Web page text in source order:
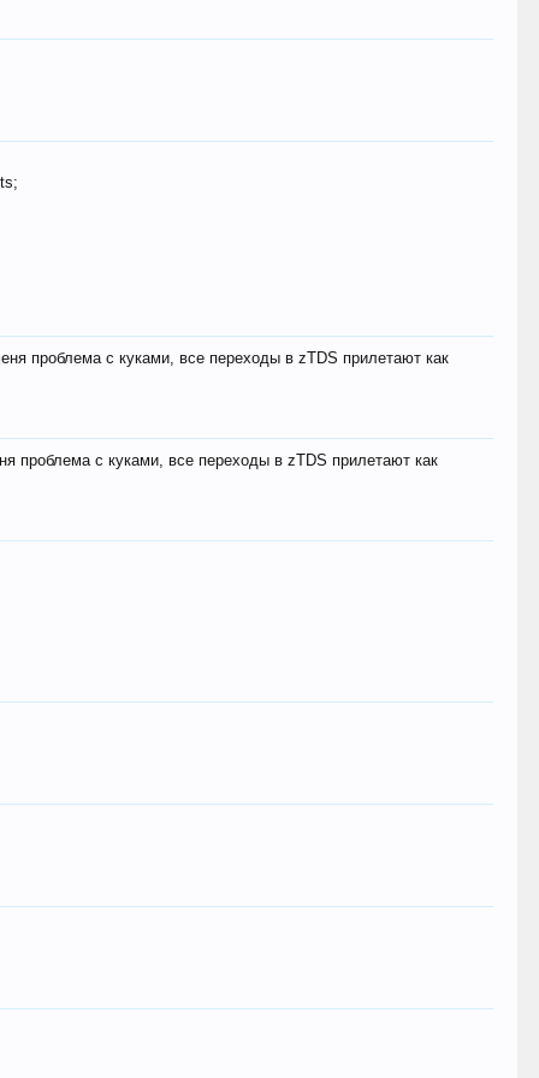
проблема с куками, все переходы в zTDS прилетают как
проблема с куками, все переходы в zTDS прилетают как